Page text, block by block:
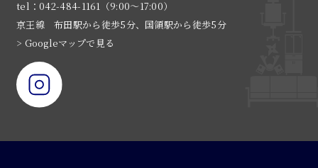
tel：042-484-1161（9:00〜17:00）
京王線 布田駅から徒歩5分、国領駅から徒歩5分
> Googleマップで見る